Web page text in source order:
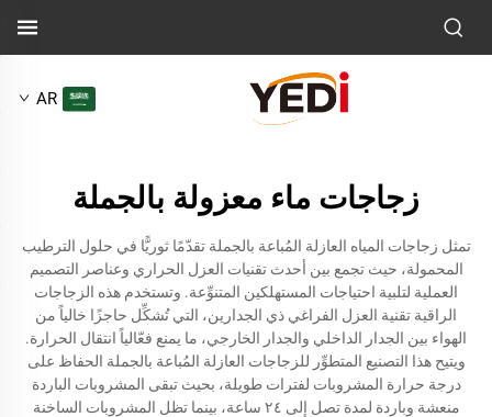
AR
زجاجات ماء معزولة بالجملة
تمثل زجاجات المياه العازلة المُباعة بالجملة تقدّمًا ثوريًّا في حلول الترطيب
المحمولة، حيث تجمع بين أحدث تقنيات العزل الحراري وعناصر التصميم
العملية لتلبية احتياجات المستهلكين المتنوِّعة. وتستخدم هذه الزجاجات
الراقية تقنية العزل الفراغي ذي الجدارين، التي تُشكِّل حاجزًا خالياً من
الهواء بين الجدار الداخلي والجدار الخارجي، ما يمنع فعّالياً انتقال الحرارة.
ويتيح هذا التصنيع المتطوِّر للزجاجات العازلة المُباعة بالجملة الحفاظ على
درجة حرارة المشروبات لفترات طويلة، بحيث تبقى المشروبات الباردة
منعشة وباردة لمدة تصل إلى ٢٤ ساعة، بينما تظل المشروبات الساخنة